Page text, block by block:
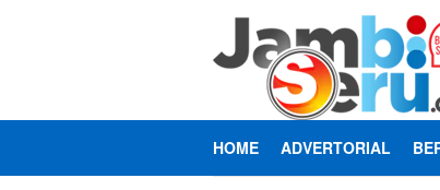
HOME ADVERTORIAL